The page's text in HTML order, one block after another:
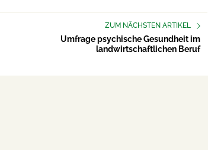
ZUM NÄCHSTEN ARTIKEL
Umfrage psychische Gesundheit im
landwirtschaftlichen Beruf